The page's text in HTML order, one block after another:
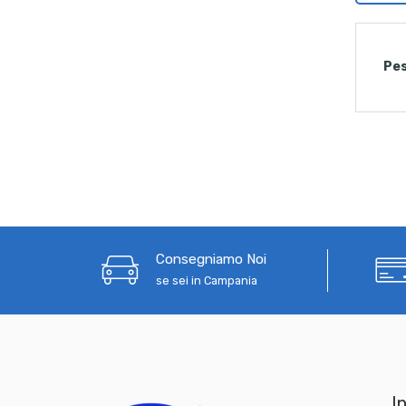
Consegniamo Noi
se sei in Campania